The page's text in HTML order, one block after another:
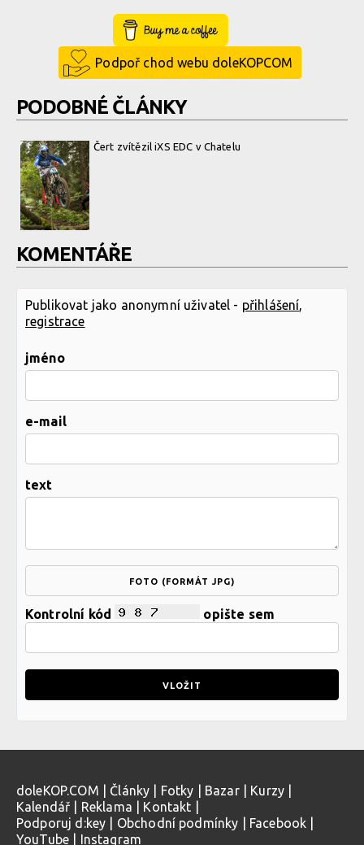
Buy Me a Coffee
Podpoř chod webu doleKOPCOM
PODOBNÉ ČLÁNKY
Čert zvítězil iXS EDC v Chatelu
KOMENTÁŘE
Publikovat jako anonymní uživatel - přihlášení
registrace
jméno
e-mail
text
FOTO (FORMÁT JPG)
Kontrolní kód opište sem
doleKOP.COM Články Fotky Bazar| Kurzy
Kalendář
Reklama Kontakt
Podporuj d:key
Obchodní podmínky Facebook
YouTube
Instagram